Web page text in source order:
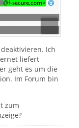
Ich
liefert
geht es um die
Im Forum bin
zum